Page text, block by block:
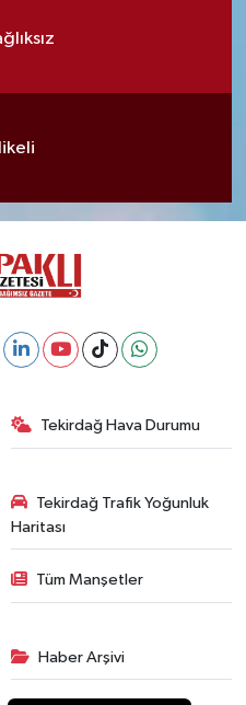
Tekirdağ Hava Durumu
Tekirdağ Trafik Yoğunluk
Haritası
Tüm Manşetler
Haber Arşivi